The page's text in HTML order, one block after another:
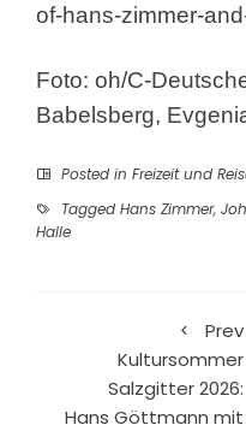
of-hans-zimmer-
Foto: oh/C-
Babelsberg,
Posted in Freizeit und
Tagged Hans Zimmer,
Halle
Prev
Kultursommer
Salzgitter 2026:
Hans Göttmann mit